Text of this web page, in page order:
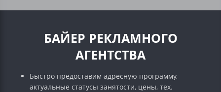
БАЙЕР РЕКЛАМНОГО
АГЕНТСТВА
Быстро предоставим адресную программу,
актуальные статусы занятости, цены, тех.